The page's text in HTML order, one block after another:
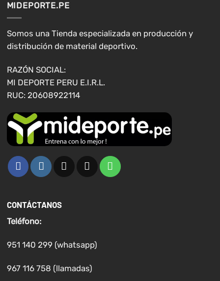
elegir
en
MIDEPORTE.PE
Somos una Tienda especializada en producción y
distribución de material deportivo.
RAZÓN SOCIAL:
MI DEPORTE PERU E.I.R.L.
RUC: 20608922114
CONTÁCTANOS
Teléfono:
951 140 299 (whatsapp)
967 116 758 (llamadas)